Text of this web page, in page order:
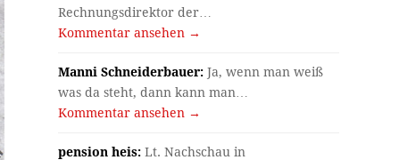
Rechnungsdirektor der…
Kommentar ansehen →
Manni Schneiderbauer: Ja, wenn man weiß
was da steht, dann kann man…
Kommentar ansehen →
pension heis: Lt. Nachschau in